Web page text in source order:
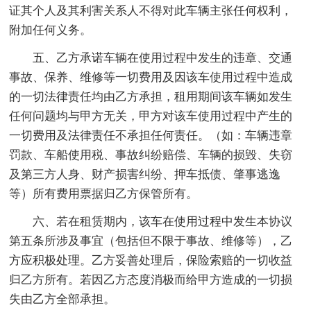
证其个人及其利害关系人不得对此车辆主张任何权利，
附加任何义务。
五、乙方承诺车辆在使用过程中发生的违章、交通
事故、保养、维修等一切费用及因该车使用过程中造成
的一切法律责任均由乙方承担，租用期间该车辆如发生
任何问题均与甲方无关，甲方对该车使用过程中产生的
一切费用及法律责任不承担任何责任。（如：车辆违章
罚款、车船使用税、事故纠纷赔偿、车辆的损毁、失窃
及第三方人身、财产损害纠纷、押车抵债、肇事逃逸
等）所有费用票据归乙方保管所有。
六、若在租赁期内，该车在使用过程中发生本协议
第五条所涉及事宜（包括但不限于事故、维修等），乙
方应积极处理。乙方妥善处理后，保险索赔的一切收益
归乙方所有。若因乙方态度消极而给甲方造成的一切损
失由乙方全部承担。